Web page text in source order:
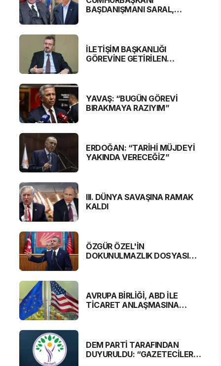
BAŞDANIŞMANI SARAL,
İLETİŞİM BAŞKANLIĞI
GÖREVİNE GETİRİLEN
YAVAŞ: “BUGÜN GÖREVİ
BIRAKMAYA RAZIYIM”
ERDOĞAN: “TARİHİ MÜJDEYİ
YAKINDA VERECEĞİZ”
III. DÜNYA SAVAŞINA RAMAK
KALDI
ÖZGÜR ÖZEL'İN
DOKUNULMAZLIK DOSYASI
AVRUPA BİRLİĞİ, ABD İLE
TİCARET ANLAŞMASINA
DEM PARTİ TARAFINDAN
DUYURULDU: “GAZETECİLER